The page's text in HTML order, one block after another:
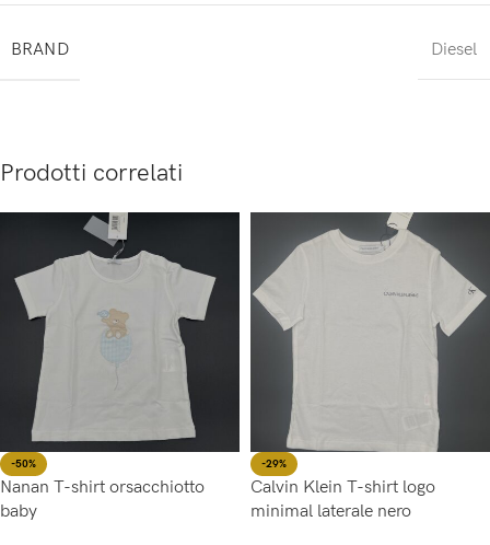
BRAND Diesel
Prodotti correlati
-50%
Nanan T-shirt orsacchiotto
baby
-29%
Calvin Klein T-shirt logo
minimal laterale nero